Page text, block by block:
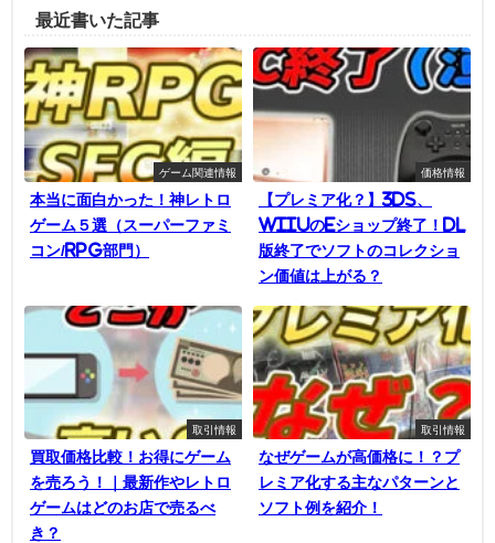
最近書いた記事
ゲーム関連情報
本当に面白かった！神レトロ
ゲーム５選（スーパーファミ
コン/RPG部門）
価格情報
【プレミア化？】3DS、
WiiUのeショップ終了！DL
版終了でソフトのコレクショ
ン価値は上がる？
取引情報
買取価格比較！お得にゲーム
を売ろう！｜最新作やレトロ
ゲームはどのお店で売るべ
き？
取引情報
なぜゲームが高価格に！？プ
レミア化する主なパターンと
ソフト例を紹介！